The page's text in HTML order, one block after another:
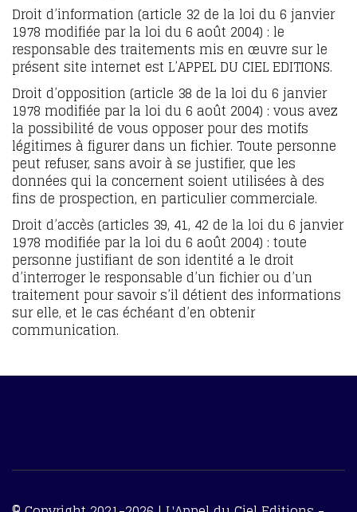
Droit d’information (article 32 de la loi du 6 janvier
1978 modifiée par la loi du 6 août 2004) : le
responsable des traitements mis en œuvre sur le
présent site internet est L’APPEL DU CIEL EDITIONS.
Droit d’opposition (article 38 de la loi du 6 janvier
1978 modifiée par la loi du 6 août 2004) : vous avez
la possibilité de vous opposer pour des motifs
légitimes à figurer dans un fichier. Toute personne
peut refuser, sans avoir à se justifier, que les
données qui la concernent soient utilisées à des
fins de prospection, en particulier commerciale.
Droit d’accès (articles 39, 41, 42 de la loi du 6 janvier
1978 modifiée par la loi du 6 août 2004) : toute
personne justifiant de son identité a le droit
d’interroger le responsable d’un fichier ou d’un
traitement pour savoir s’il détient des informations
sur elle, et le cas échéant d’en obtenir
communication.